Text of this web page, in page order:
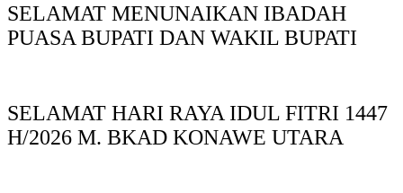
SELAMAT MENUNAIKAN IBADAH
PUASA BUPATI DAN WAKIL BUPATI
SELAMAT HARI RAYA IDUL FITRI 1447
H/2026 M. BKAD KONAWE UTARA